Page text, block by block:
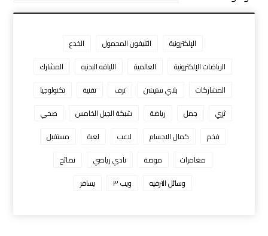
الإلكترونية التليفون المحمول
الخدع
الرياضات الإلكترونية
العالمية اللياقه البدنيه
المشارك
المشاركات
بلاي ستيشن ترف تقنية
تكنولوجيا
ثري
جمل رياضة شبكة الجيل الخامس
صحي
فخم
كمال الاجسام لاعب لعبة
مستقبل
مغامرات
موضة نادي رياضي
نصائح
وسائل الترفيه
ويب ٣ يسافر